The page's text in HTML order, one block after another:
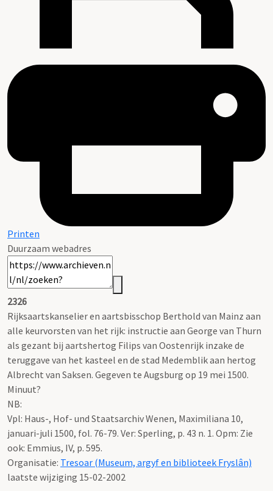
Printen
Duurzaam webadres
2326
Rijksaartskanselier en aartsbisschop Berthold van Mainz aan
alle keurvorsten van het rijk: instructie aan George van Thurn
als gezant bij aartshertog Filips van Oostenrijk inzake de
teruggave van het kasteel en de stad Medemblik aan hertog
Albrecht van Saksen. Gegeven te Augsburg op 19 mei 1500.
Minuut?
NB:
Vpl: Haus-, Hof- und Staatsarchiv Wenen, Maximiliana 10,
januari-juli 1500, fol. 76-79. Ver: Sperling, p. 43 n. 1. Opm: Zie
ook: Emmius, IV, p. 595.
Organisatie: Tresoar (Museum, argyf en biblioteek Fryslân)
laatste wijziging 15-02-2002